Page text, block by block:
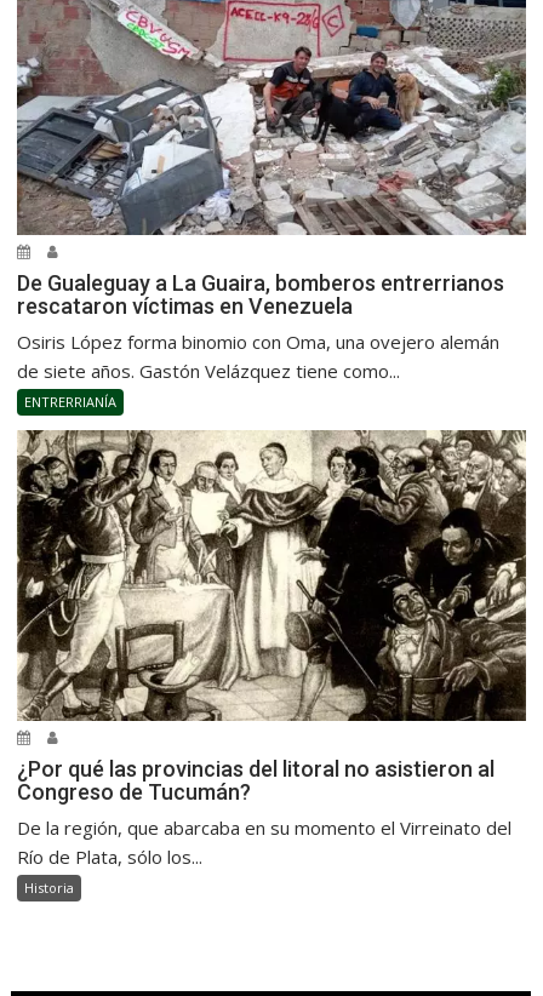
De Gualeguay a La Guaira, bomberos entrerrianos
rescataron víctimas en Venezuela
Osiris López forma binomio con Oma, una ovejero alemán
de siete años. Gastón Velázquez tiene como...
ENTRERRIANÍA
¿Por qué las provincias del litoral no asistieron al
Congreso de Tucumán?
De la región, que abarcaba en su momento el Virreinato del
Río de Plata, sólo los...
Historia